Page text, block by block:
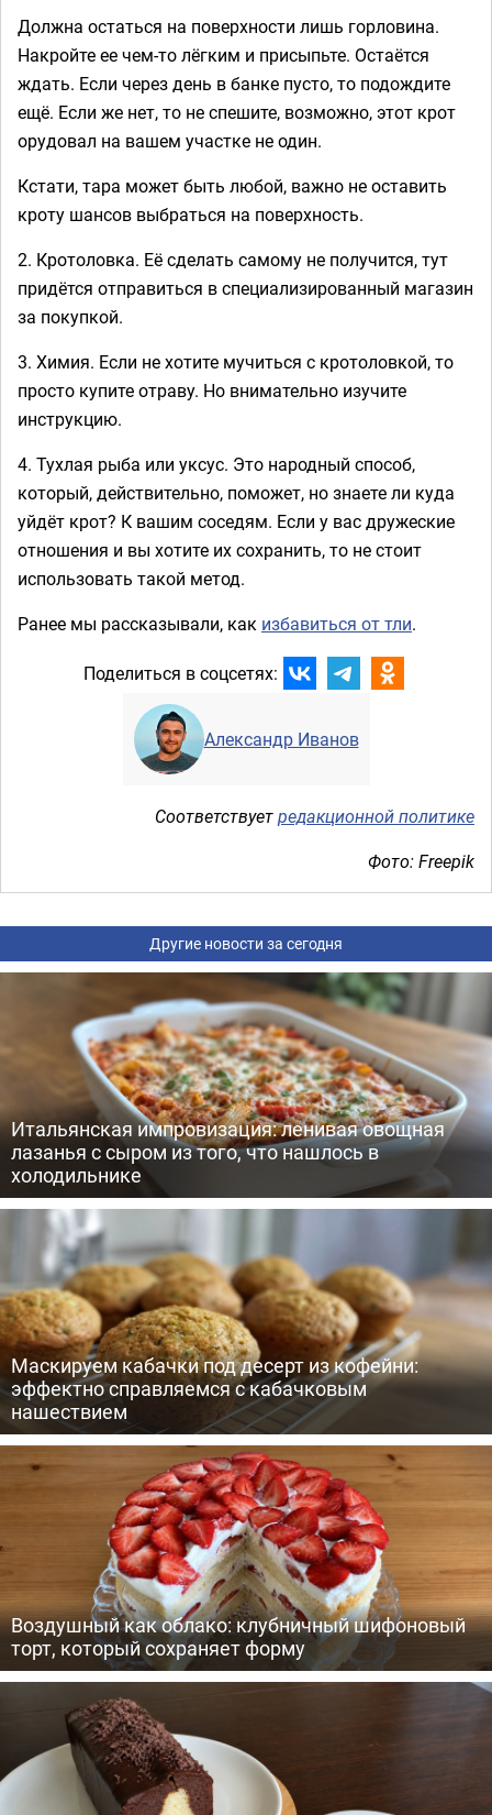
Должна остаться на поверхности лишь горловина.
Накройте ее чем-то лёгким и присыпьте. Остаётся
ждать. Если через день в банке пусто, то подождите
ещё. Если же нет, то не спешите, возможно, этот крот
орудовал на вашем участке не один.
Кстати, тара может быть любой, важно не оставить
кроту шансов выбраться на поверхность.
2. Кротоловка. Её сделать самому не получится, тут
придётся отправиться в специализированный магазин
за покупкой.
3. Химия. Если не хотите мучиться с кротоловкой, то
просто купите отраву. Но внимательно изучите
инструкцию.
4. Тухлая рыба или уксус. Это народный способ,
который, действительно, поможет, но знаете ли куда
уйдёт крот? К вашим соседям. Если у вас дружеские
отношения и вы хотите их сохранить, то не стоит
использовать такой метод.
Ранее мы рассказывали, как избавиться от тли.
Поделиться в соцсетях:
Александр Иванов
Соответствуетредакционной политике
Фото: Freepik
Другие новости за сегодня
Итальянская импровизация: ленивая овощная
лазанья с сыром из того, что нашлось в
холодильнике
Маскируем кабачки под десерт из кофейни:
эффектно справляемся с кабачковым
нашествием
Воздушный как облако: клубничный шифоновый
торт, который сохраняет форму